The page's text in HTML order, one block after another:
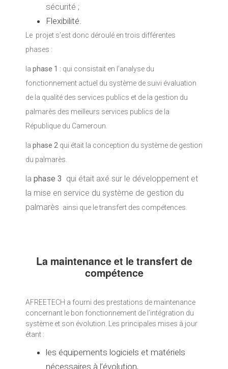
sécurité ;
Flexibilité.
Le projet s’est donc déroulé en trois différentes
phases :
la phase 1 : qui consistait en l’analyse du
fonctionnement actuel du système de suivi évaluation
de la qualité des services publics et de la gestion du
palmarès des meilleurs services publics de la
République du Cameroun
la phase 2 qui était la conception du système de gestion
du palmarès
la phase 3 qui était axé sur le développement et
la mise en service du système de gestion du
palmarès ainsi que le transfert des compétences.
La maintenance et le transfert de
compétence
AFREETECH a fourni des prestations de maintenance
concernant le bon fonctionnement de l’intégration du
système et son évolution. Les principales mises à jour
étant :
les équipements logiciels et matériels
nécessaires à l’évolution,